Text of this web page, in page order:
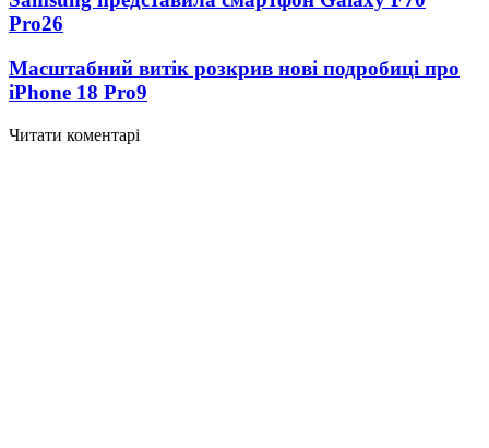
Pro26
Масштабний витік розкрив нові подробиці про
iPhone 18 Pro9
Читати коментарі